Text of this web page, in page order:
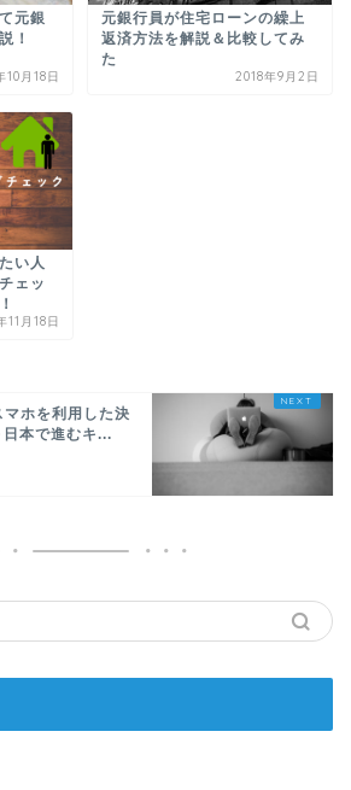
元銀
！
10月18日
元銀行員が住宅ローンの繰上
返済方法を解説＆比較してみ
た
2018年9月2日
い人
ェッ
11月18日
ホを利用した決
本で進むキ...